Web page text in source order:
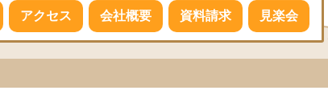
アクセス 会社概要 資料請求 見楽会